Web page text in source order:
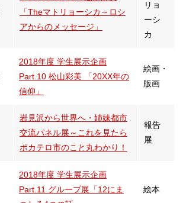
「Theマトリョーシカ～ロシ
アからのメッセージ」
リョ
ーシ
カ
2018年度 学生展示企画
Part.10 松山彩美 「20XX年の
信仰」
絵画・
版画
岩見沢から世界へ・姉妹都市
交流パネル展～これを見たら
ポカテロ市のこと丸わかり！
報告
展
2018年度 学生展示企画
Part.11 グループ展「12にま
絵本